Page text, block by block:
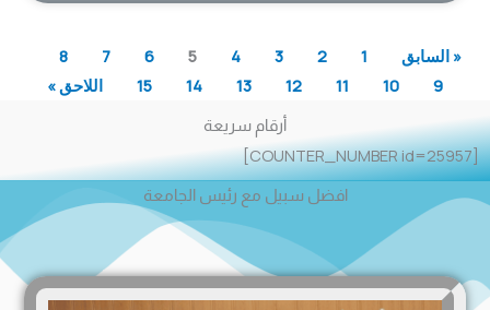
« السابق 1
2
3
4
5
6
7
8
9
10
11
12
13
14
15 اللاحق »
أرقام سريعة
[COUNTER_NUMBER id=25957]
افضل سبيل مع رئيس الجامعة